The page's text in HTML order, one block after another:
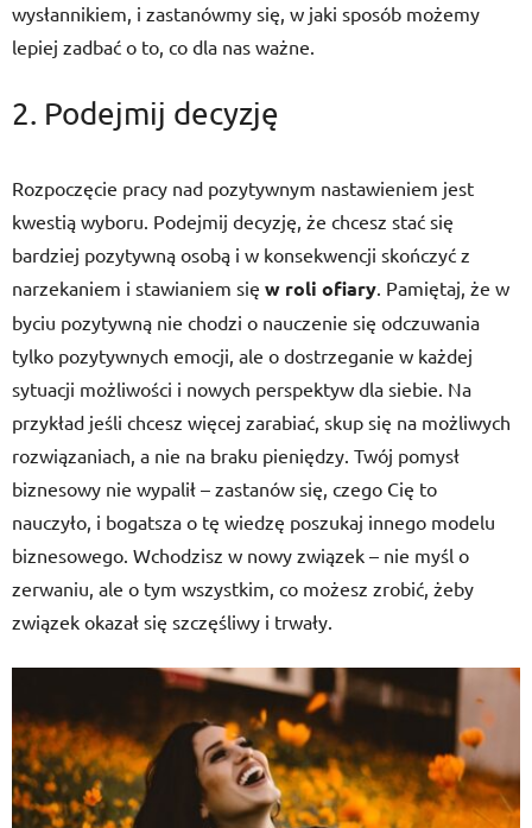
wysłannikiem, i zastanówmy się, w jaki sposób możemy
lepiej zadbać o to, co dla nas ważne.
2. Podejmij decyzję
Rozpoczęcie pracy nad pozytywnym nastawieniem jest
kwestią wyboru. Podejmij decyzję, że chcesz stać się
bardziej pozytywną osobą i w konsekwencji skończyć z
narzekaniem i stawianiem się w roli ofiary. Pamiętaj, że w
byciu pozytywną nie chodzi o nauczenie się odczuwania
tylko pozytywnych emocji, ale o dostrzeganie w każdej
sytuacji możliwości i nowych perspektyw dla siebie. Na
przykład jeśli chcesz więcej zarabiać, skup się na możliwych
rozwiązaniach, a nie na braku pieniędzy. Twój pomysł
biznesowy nie wypalił – zastanów się, czego Cię to
nauczyło, i bogatsza o tę wiedzę poszukaj innego modelu
biznesowego. Wchodzisz w nowy związek – nie myśl o
zerwaniu, ale o tym wszystkim, co możesz zrobić, żeby
związek okazał się szczęśliwy i trwały.